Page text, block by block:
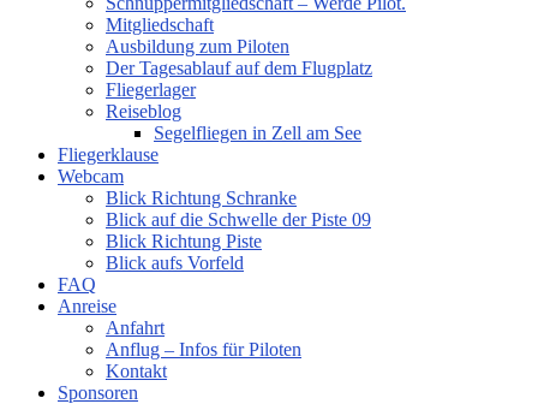
Mitgliedschaft
Ausbildung zum Piloten
Der Tagesablauf auf dem Flugplatz
Fliegerlager
Reiseblog
Segelfliegen in Zell am See
Fliegerklause
Webcam
Blick Richtung Schranke
Blick auf die Schwelle der Piste 09
Blick Richtung Piste
Blick aufs Vorfeld
FAQ
Anreise
Anfahrt
Anflug – Infos für Piloten
Kontakt
Sponsoren